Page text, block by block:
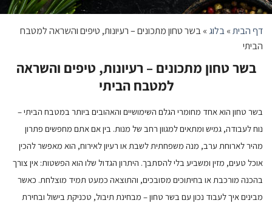
דף הבית»בלוג »בשר טחון מתכונים – רעיונות, טיפים והשראה למטבח
הביתי
בשר טחון מתכונים – רעיונות, טיפים והשראה
למטבח הביתי
בשר טחון הוא אחד מחומרי הגלם השימושיים והאהובים ביותר במטבח הביתי –
נוח לעבודה, גמיש ומתאים למגוון רחב של מנות. בין אם אתם מחפשים פתרון
מהיר לארוחת ערב, מנה משפחתית לשבת או רעיון לאירוח, הוא מאפשר להכין
אוכל טעים, מזין ומשביע בלי להסתבך. היתרון הגדול שלו הוא הפשטות: אין צורך
בהכנה מורכבת או בחיתוכים מסובכים, והתוצאה כמעט תמיד מוצלחת. כאשר
מבינים איך לעבוד נכון עם בשר טחון – מבחינת תיבול, טכניקת בישול ובחירת